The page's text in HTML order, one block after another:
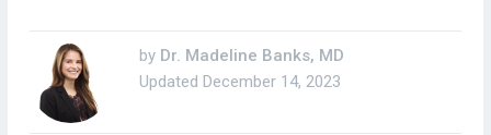
by Dr. Madeline Banks, MD
Updated December 14, 2023